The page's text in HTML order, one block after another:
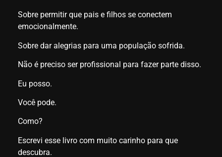
Sobre permitir que pais e filhos se conectem
emocionalmente.
Sobre dar alegrias para uma população sofrida.
Não é preciso ser profissional para fazer parte disso.
Eu posso.
Você pode.
Como?
Escrevi esse livro com muito carinho para que
descubra.